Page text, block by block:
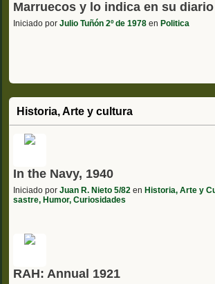
Marruecos y lo indica en su
Iniciado por Julio Tuñón 2º de 1978 en Politica
Historia, Arte y cultura
In the Navy, 1940
Iniciado por Juan R. Nieto 5/82 en Historia, Arte y
sastre, Humor, Curiosidades
RAH: Annual 1921